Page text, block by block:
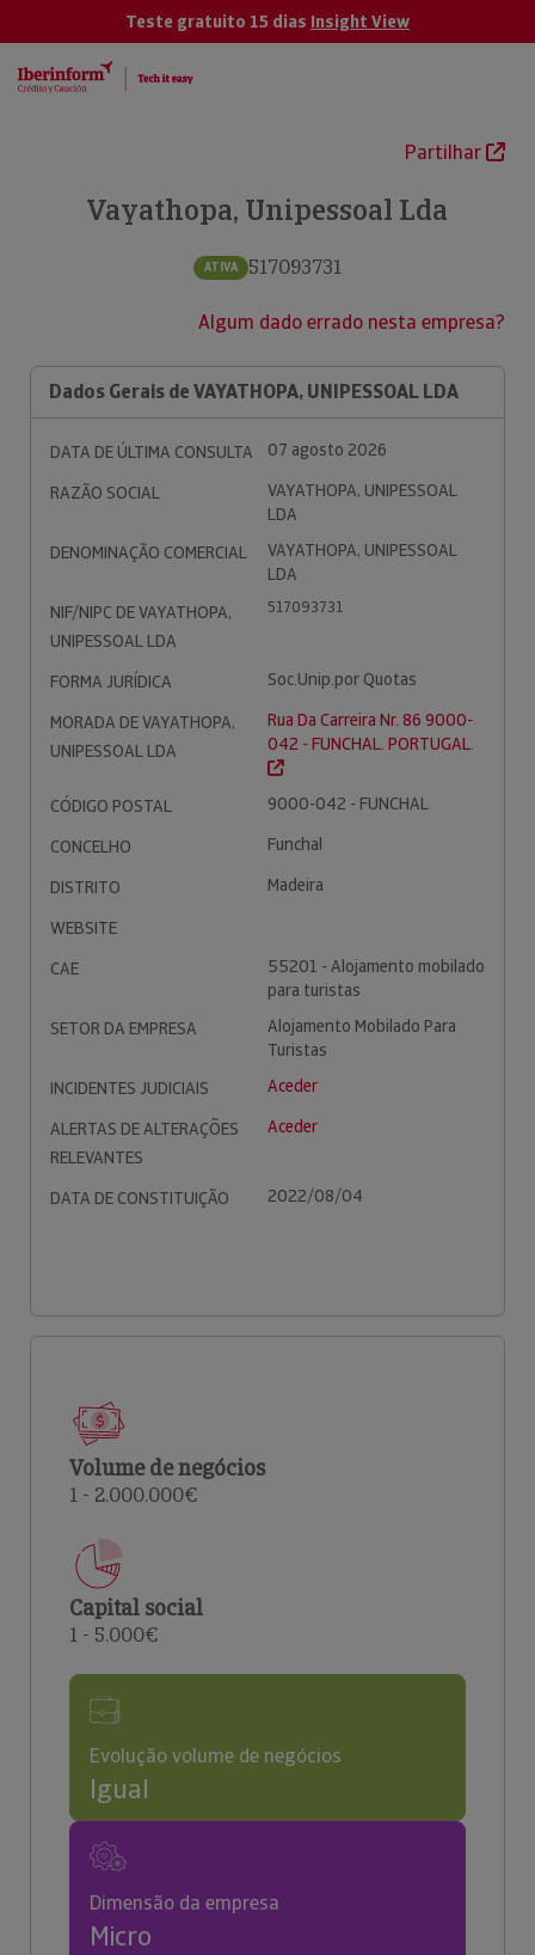
Teste gratuito 15 dias Insight View
Partilhar
Vayathopa, Unipessoal Lda
ATIVA 517093731
Algum dado errado nesta empresa?
Dados Gerais de VAYATHOPA, UNIPESSOAL LDA
DATA DE ÚLTIMA CONSULTA
07 agosto 2026
RAZÃO SOCIAL
VAYATHOPA, UNIPESSOAL
LDA
DENOMINAÇÃO COMERCIAL
VAYATHOPA, UNIPESSOAL
LDA
NIF/NIPC DE VAYATHOPA,
UNIPESSOAL LDA
517093731
FORMA JURÍDICA
Soc.Unip.por Quotas
MORADA DE VAYATHOPA,
UNIPESSOAL LDA
Rua Da Carreira Nr. 86 9000-
042 - FUNCHAL. PORTUGAL.
CÓDIGO POSTAL
9000-042 - FUNCHAL
CONCELHO
Funchal
DISTRITO
Madeira
WEBSITE
CAE
55201 - Alojamento mobilado
para turistas
SETOR DA EMPRESA
Alojamento Mobilado Para
Turistas
INCIDENTES JUDICIAIS
Aceder
ALERTAS DE ALTERAÇÕES
RELEVANTES
Aceder
DATA DE CONSTITUIÇÃO 2022/08/04
Volume de negócios
1 - 2.000.000€
Capital social
1 - 5.000€
Evolução volume de negócios
Igual
Dimensão da empresa
Micro